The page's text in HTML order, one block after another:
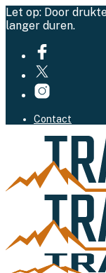
Let op: Door
langer duren.
Contact